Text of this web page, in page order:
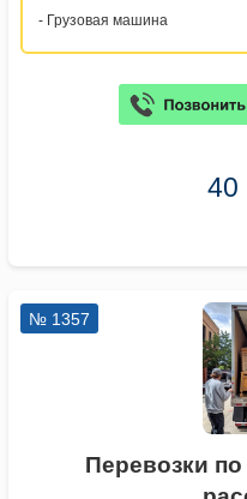
- Грузовая машина
40
№ 1357
Перевозки